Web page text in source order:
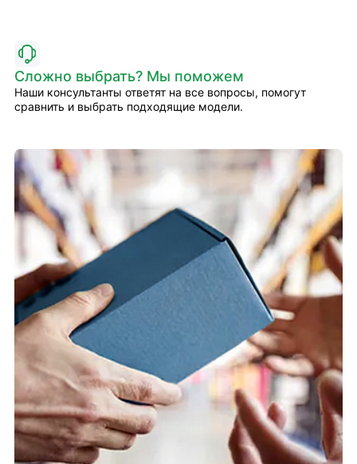
Сложно выбрать? Мы поможем
Наши консультанты ответят на все вопросы, помогут
сравнить и выбрать подходящие модели.